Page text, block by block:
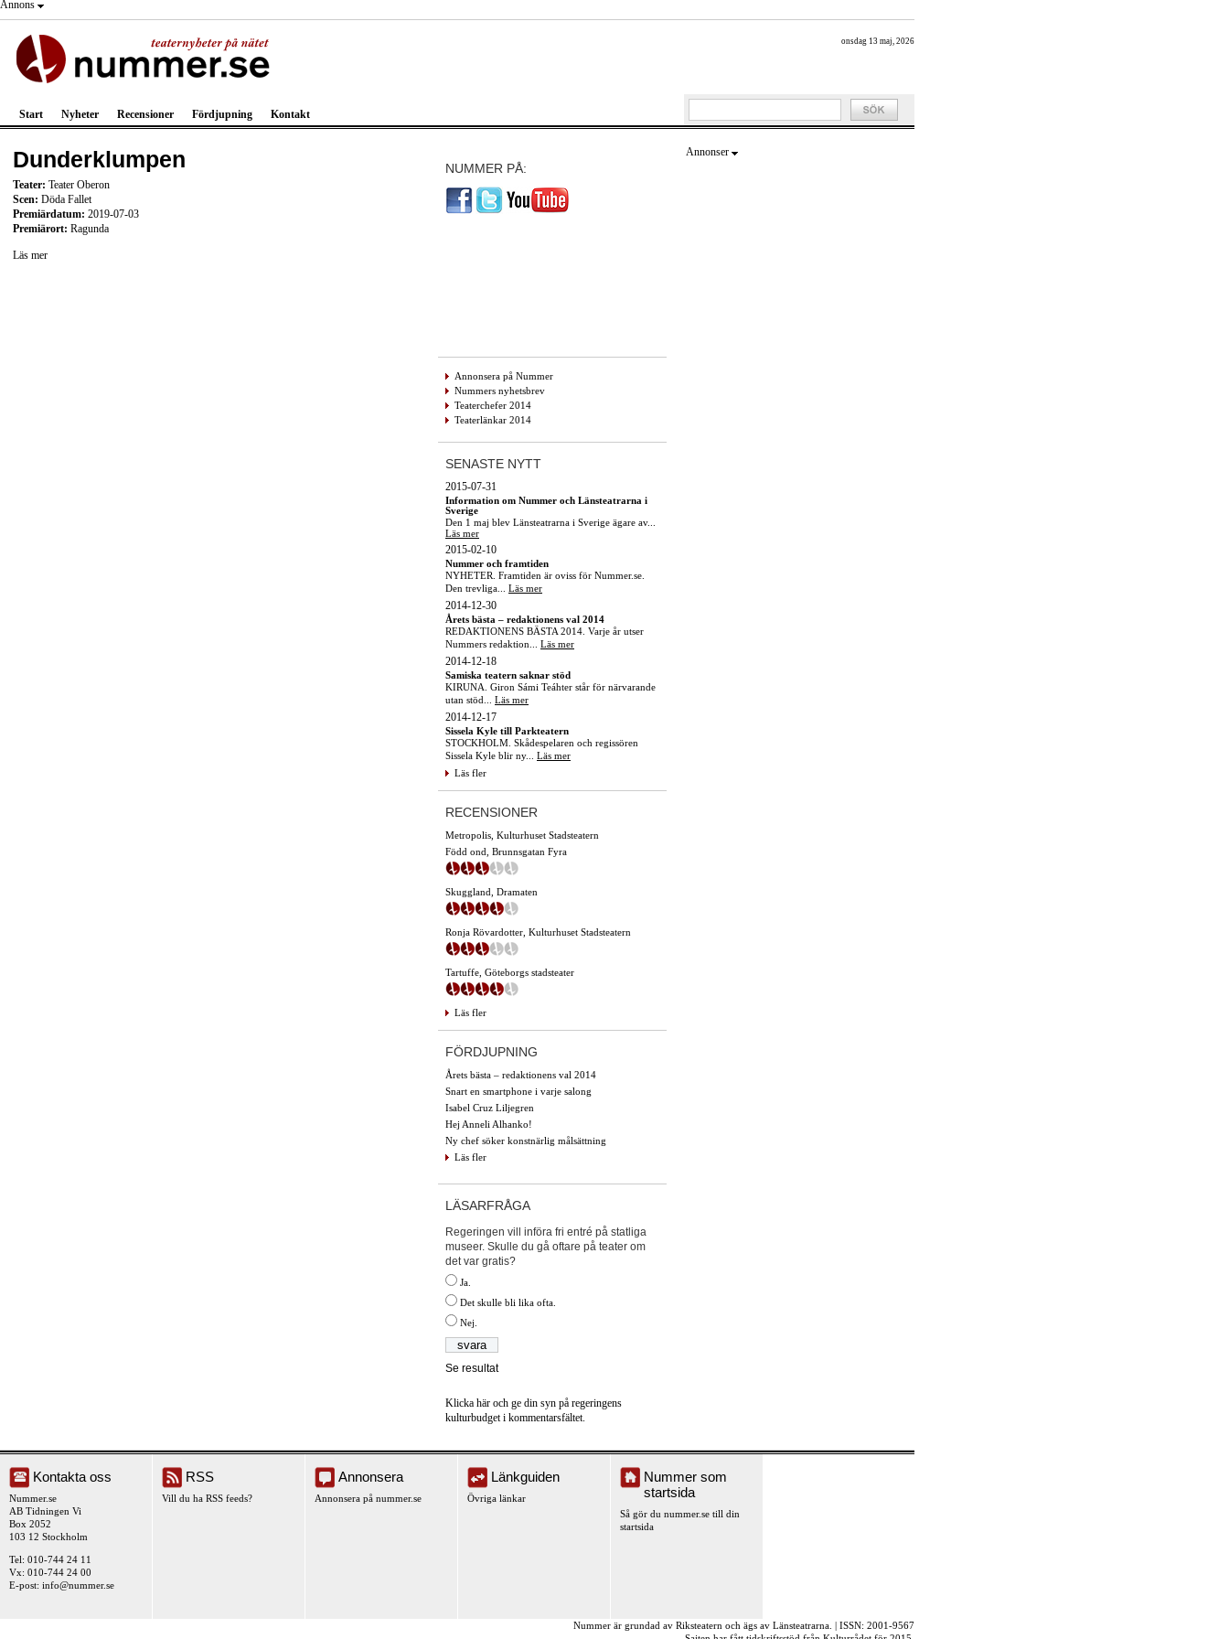
Annons
onsdag 13 maj, 2026
Start Nyheter Recensioner Fördjupning Kontakt
Dunderklumpen
Teater: Teater Oberon
Scen: Döda Fallet
Premiärdatum: 2019-07-03
Premiärort: Ragunda
Läs mer
NUMMER PÅ:
Annonsera på Nummer
Nummers nyhetsbrev
Teaterchefer 2014
Teaterlänkar 2014
SENASTE NYTT
2015-07-31
Information om Nummer och Länsteatrarna i
Sverige
Den 1 maj blev Länsteatrarna i Sverige ägare av...
Läs mer
2015-02-10
Nummer och framtiden
NYHETER. Framtiden är oviss för Nummer.se.
Den trevliga... Läs mer
2014-12-30
Årets bästa – redaktionens val 2014
REDAKTIONENS BÄSTA 2014. Varje år utser
Nummers redaktion... Läs mer
2014-12-18
Samiska teatern saknar stöd
KIRUNA. Giron Sámi Teáhter står för närvarande
utan stöd... Läs mer
2014-12-17
Sissela Kyle till Parkteatern
STOCKHOLM. Skådespelaren och regissören
Sissela Kyle blir ny... Läs mer
Läs fler
RECENSIONER
Metropolis, Kulturhuset Stadsteatern
Född ond, Brunnsgatan Fyra
Skuggland, Dramaten
Ronja Rövardotter, Kulturhuset Stadsteatern
Tartuffe, Göteborgs stadsteater
Läs fler
FÖRDJUPNING
Årets bästa – redaktionens val 2014
Snart en smartphone i varje salong
Isabel Cruz Liljegren
Hej Anneli Alhanko!
Ny chef söker konstnärlig målsättning
Läs fler
LÄSARFRÅGA
Regeringen vill införa fri entré på statliga
museer. Skulle du gå oftare på teater om
det var gratis?
Ja.
Det skulle bli lika ofta.
Nej.
Se resultat
Klicka här och ge din syn på regeringens
kulturbudget i kommentarsfältet.
Annonser
Kontakta oss
Nummer.se
AB Tidningen Vi
Box 2052
103 12 Stockholm
Tel: 010-744 24 11
Vx: 010-744 24 00
E-post: info@nummer.se
RSS
Vill du ha RSS feeds?
Annonsera
Annonsera på nummer.se
Länkguiden
Övriga länkar
Nummer som
startsida
Så gör du nummer.se till din
startsida
Nummer är grundad av Riksteatern och ägs av Länsteatrarna. | ISSN: 2001-9567